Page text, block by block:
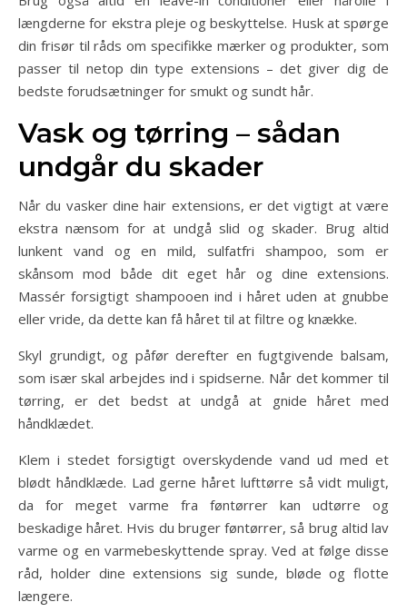
længderne for ekstra pleje og beskyttelse. Husk at spørge
din frisør til råds om specifikke mærker og produkter, som
passer til netop din type extensions – det giver dig de
bedste forudsætninger for smukt og sundt hår.
Vask og tørring – sådan
undgår du skader
Når du vasker dine hair extensions, er det vigtigt at være
ekstra nænsom for at undgå slid og skader. Brug altid
lunkent vand og en mild, sulfatfri shampoo, som er
skånsom mod både dit eget hår og dine extensions.
Massér forsigtigt shampooen ind i håret uden at gnubbe
eller vride, da dette kan få håret til at filtre og knække.
Skyl grundigt, og påfør derefter en fugtgivende balsam,
som især skal arbejdes ind i spidserne. Når det kommer til
tørring, er det bedst at undgå at gnide håret med
håndklædet.
Klem i stedet forsigtigt overskydende vand ud med et
blødt håndklæde. Lad gerne håret lufttørre så vidt muligt,
da for meget varme fra føntørrer kan udtørre og
beskadige håret. Hvis du bruger føntørrer, så brug altid lav
varme og en varmebeskyttende spray. Ved at følge disse
råd, holder dine extensions sig sunde, bløde og flotte
længere.